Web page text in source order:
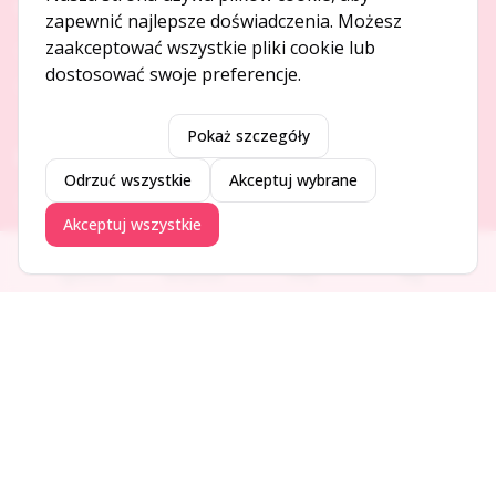
O NAS
O serwisie
Kontakt
DODAJ I PROMUJ
Dodaj ogłoszenie
Dodaj firmę
Promuj ogłoszenie
Ogłoszenia Aktualności Firmy Blog
zapewnić najlepsze doświadczenia. Możesz
zaakceptować wszystkie pliki cookie lub
dostosować swoje preferencje.
Pokaż szczegóły
Odrzuć wszystkie Akceptuj wybrane
Akceptuj wszystkie